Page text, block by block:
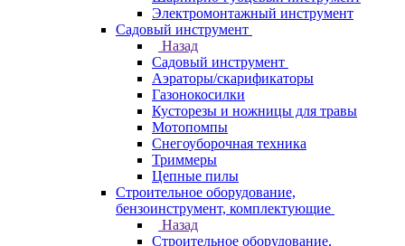
Электромонтажный инструмент
Садовый инструмент
Назад
Садовый инструмент
Аэраторы/скарификаторы
Газонокосилки
Кусторезы и ножницы для травы
Мотопомпы
Снегоуборочная техника
Триммеры
Цепные пилы
Строительное оборудование,
бензоинструмент, комплектующие
Назад
Строительное оборудование,